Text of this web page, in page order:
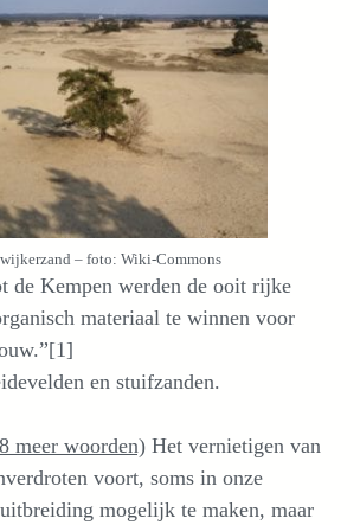
– foto: Wiki-Commons
de Kempen werden de ooit rijke
materiaal te winnen voor
en stuifzanden.
meer woorden) Het vernietigen van
voort, soms in onze
mogelijk te maken, maar